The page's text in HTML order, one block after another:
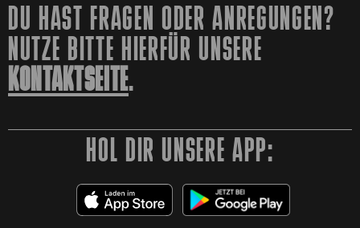
DU HAST FRAGEN ODER ANREGUNGEN?
NUTZE BITTE HIERFÜR UNSERE
KONTAKTSEITE.
HOL DIR UNSERE APP: